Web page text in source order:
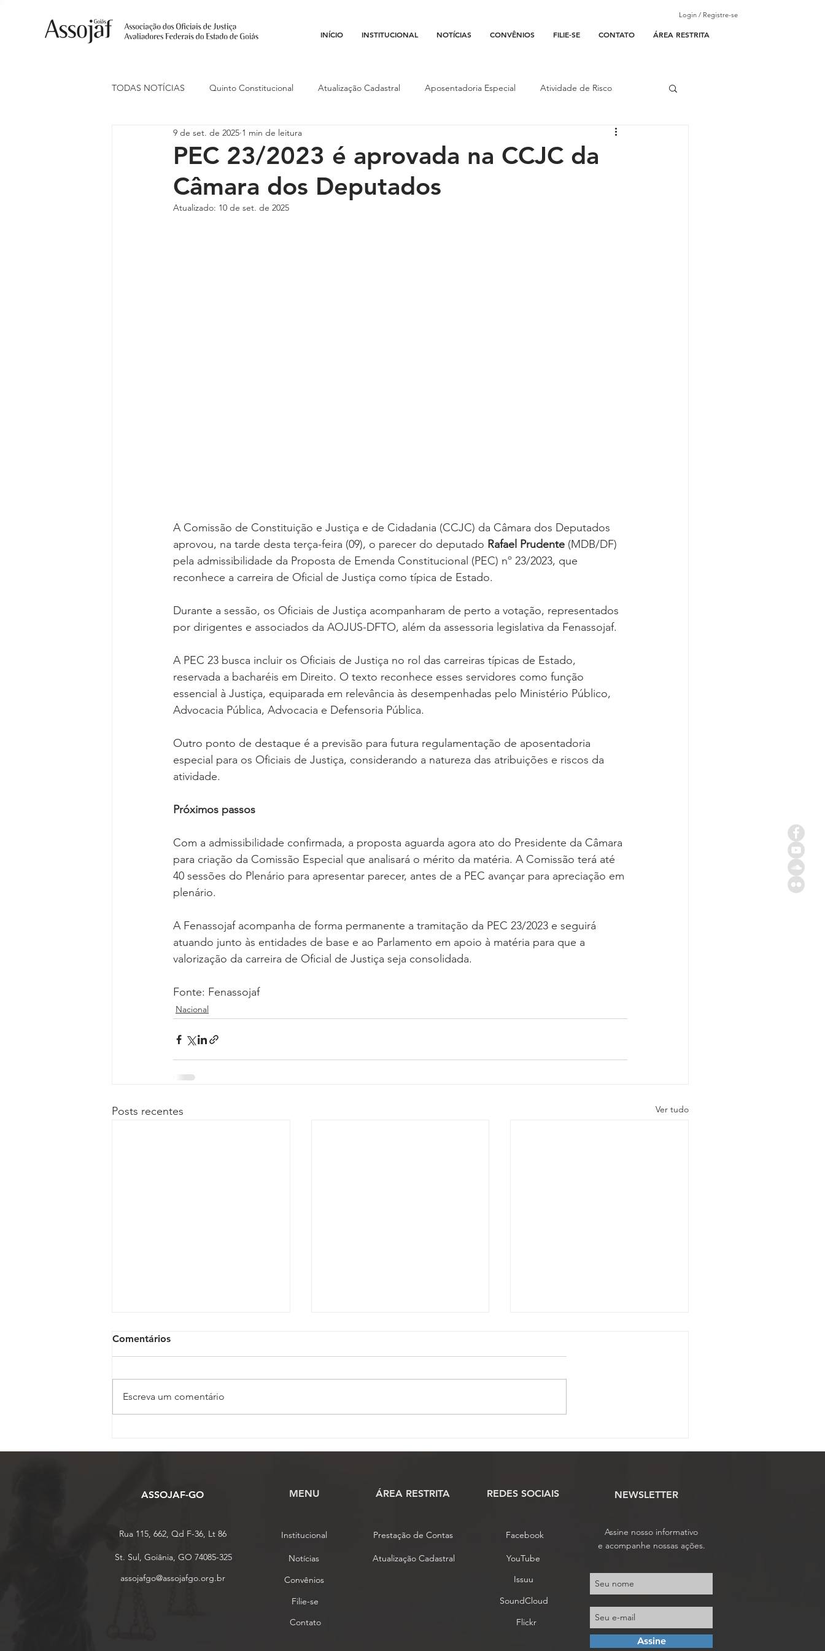
INÍCIO INSTITUCIONAL NOTÍCIAS CONVÊNIOS FILIE-SE CONTATO ÁREA RESTRITA
Login / Registre-se
TODAS NOTÍCIAS Quinto Constitucional Atualização Cadastral Aposentadoria Especial Atividade de Risco
Ações Judiciais Carreira Conojaf
Indenização de Transporte Isenção Fiscal Justiça do Trabalho
PEC 23/2023 é aprovada na CCJC da
Câmara dos Deputados
9 de set. de 2025 1 min de leitura
Atualizado: 10 de set. de 2025
A Comissão de Constituição e Justiça e de Cidadania (CCJC) da Câmara dos Deputados
aprovou, na tarde desta terça-feira (09), o parecer do deputado Rafael Prudente (MDB/DF)
pela admissibilidade da Proposta de Emenda Constitucional (PEC) nº 23/2023, que
reconhece a carreira de Oficial de Justiça como típica de Estado.
Durante a sessão, os Oficiais de Justiça acompanharam de perto a votação, representados
por dirigentes e associados da AOJUS-DFTO, além da assessoria legislativa da Fenassojaf.
A PEC 23 busca incluir os Oficiais de Justiça no rol das carreiras típicas de Estado,
reservada a bacharéis em Direito. O texto reconhece esses servidores como função
essencial à Justiça, equiparada em relevância às desempenhadas pelo Ministério Público,
Advocacia Pública, Advocacia e Defensoria Pública.
Outro ponto de destaque é a previsão para futura regulamentação de aposentadoria
especial para os Oficiais de Justiça, considerando a natureza das atribuições e riscos da
atividade.
Próximos passos
Com a admissibilidade confirmada, a proposta aguarda agora ato do Presidente da Câmara
para criação da Comissão Especial que analisará o mérito da matéria. A Comissão terá até
40 sessões do Plenário para apresentar parecer, antes de a PEC avançar para apreciação em
plenário.
A Fenassojaf acompanha de forma permanente a tramitação da PEC 23/2023 e seguirá
atuando junto às entidades de base e ao Parlamento em apoio à matéria para que a
valorização da carreira de Oficial de Justiça seja consolidada.
Fonte: Fenassojaf
Nacional
Posts recentes Ver tudo
Comentários
Escreva um comentário
ASSOJAF-GO MENU ​ÁREA RESTRITA REDES SOCIAIS NEWSLETTER
Rua 115, 662, Qd F-36, Lt 86
St. Sul, Goiânia, GO 74085-325
assojafgo@assojafgo.org.br
Institucional
Notícias
Prestação de Contas
Atualização Cadastral
Convênios
Filie-se
Contato
Facebook
YouTube
Issuu
SoundCloud
Flickr
Assine
Assine nosso informativo
e acompanhe nossas ações.